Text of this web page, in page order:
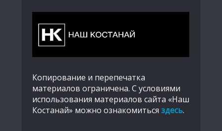
Копирование и перепечатка
материалов ограничена. С условиями
использования материалов сайта «Наш
Костанай» можно ознакомиться здесь.